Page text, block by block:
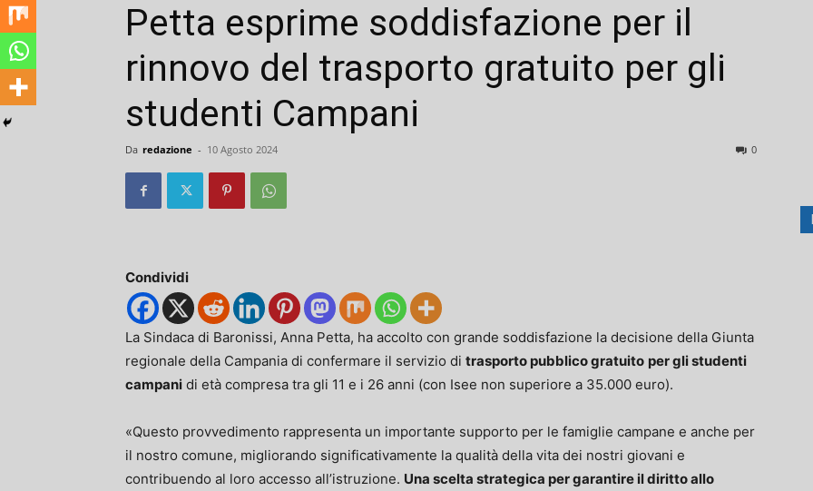
Petta esprime soddisfazione per il
rinnovo del trasporto gratuito per gli
studenti Campani
Da redazione - 10 Agosto 2024 0
Condividi
La Sindaca di Baronissi, Anna Petta, ha accolto con grande soddisfazione la decisione della Giunta
regionale della Campania di confermare il servizio di trasporto pubblico gratuito per gli studenti
campani di età compresa tra gli 11 e i 26 anni (con Isee non superiore a 35.000 euro).
«Questo provvedimento rappresenta un importante supporto per le famiglie campane e anche per
il nostro comune, migliorando significativamente la qualità della vita dei nostri giovani e
contribuendo al loro accesso all’istruzione. Una scelta strategica per garantire il diritto allo